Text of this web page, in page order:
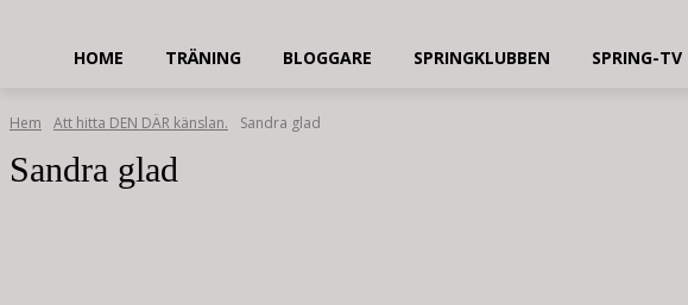
HOME TRÄNING BLOGGARE SPRINGKLUBBEN SPRING-TV
Hem Att hitta DEN DÄR känslan. Sandra glad
Sandra glad